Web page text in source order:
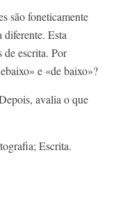
são foneticamente
diferente. Esta
de escrita. Por
e «de baixo»?
avalia o que
Escrita.